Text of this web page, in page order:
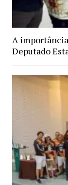
A
Deputado